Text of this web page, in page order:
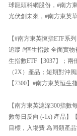
球龍頭科網股份，#南方
光伏創未來，#南方東英
【#南方東英恆指ETF系列
追蹤 #恒生指數 全面實
生指數ETF【3037】；兩
（2X）產品；短期對沖
【7300】#南方東英恒生
【南方東英滬深300指數
數每日反向 (-1x) 產品】
目標，入場費 為同類產